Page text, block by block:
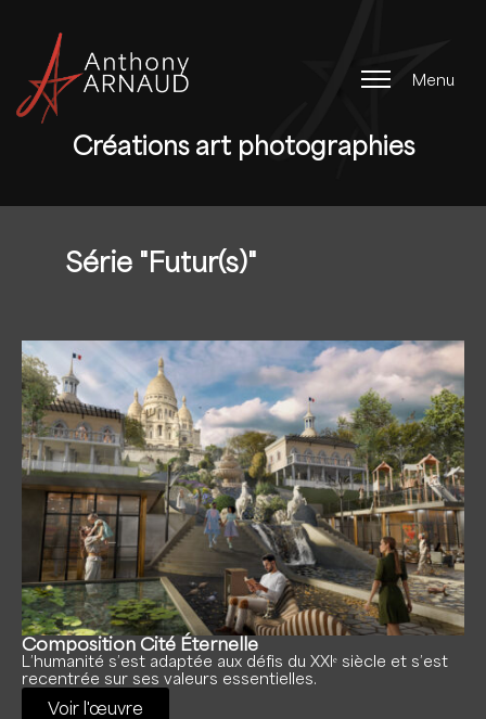
Menu
Créations art photographies
Série "Futur(s)"
Composition Cité Éternelle
L’humanité s’est adaptée aux défis du XXIᵉ siècle et s’est
recentrée sur ses valeurs essentielles.
Voir l'œuvre